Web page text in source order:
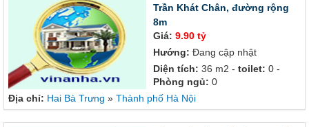
Trần Khát Chân, đường rộng
8m
Giá: 9.90 tỷ
Hướng: Đang cập nhật
Diện tích: 36 m2 - toilet: 0 -
Phòng ngủ: 0
Địa chỉ: Hai Bà Trưng » Thành phố Hà Nội